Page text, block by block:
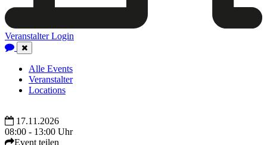
Veranstalter Login
Close
Navigation
Alle Events
Veranstalter
Locations
17.11.2026
08:00 - 13:00 Uhr
Event teilen